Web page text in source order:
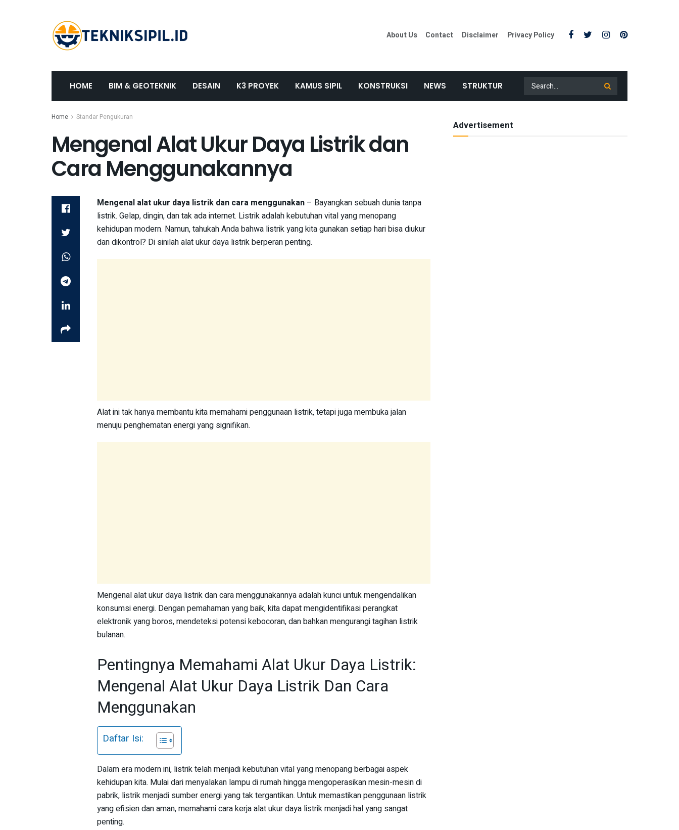
About Us Contact Disclaimer Privacy Policy
HOME BIM & GEOTEKNIK DESAIN K3 PROYEK KAMUS SIPIL KONSTRUKSI NEWS STRUKTUR
Home Standar Pengukuran
Mengenal Alat Ukur Daya Listrik dan
Cara Menggunakannya
Mengenal alat ukur daya listrik dan cara menggunakan – Bayangkan sebuah dunia tanpa
listrik. Gelap, dingin, dan tak ada internet. Listrik adalah kebutuhan vital yang menopang
kehidupan modern. Namun, tahukah Anda bahwa listrik yang kita gunakan setiap hari bisa diukur
dan dikontrol? Di sinilah alat ukur daya listrik berperan penting.
Alat ini tak hanya membantu kita memahami penggunaan listrik, tetapi juga membuka jalan
menuju penghematan energi yang signifikan.
Mengenal alat ukur daya listrik dan cara menggunakannya adalah kunci untuk mengendalikan
konsumsi energi. Dengan pemahaman yang baik, kita dapat mengidentifikasi perangkat
elektronik yang boros, mendeteksi potensi kebocoran, dan bahkan mengurangi tagihan listrik
bulanan.
Pentingnya Memahami Alat Ukur Daya Listrik:
Mengenal Alat Ukur Daya Listrik Dan Cara
Menggunakan
Daftar Isi:
Dalam era modern ini, listrik telah menjadi kebutuhan vital yang menopang berbagai aspek
kehidupan kita. Mulai dari menyalakan lampu di rumah hingga mengoperasikan mesin-mesin di
pabrik, listrik menjadi sumber energi yang tak tergantikan. Untuk memastikan penggunaan listrik
yang efisien dan aman, memahami cara kerja alat ukur daya listrik menjadi hal yang sangat
penting.
Advertisement